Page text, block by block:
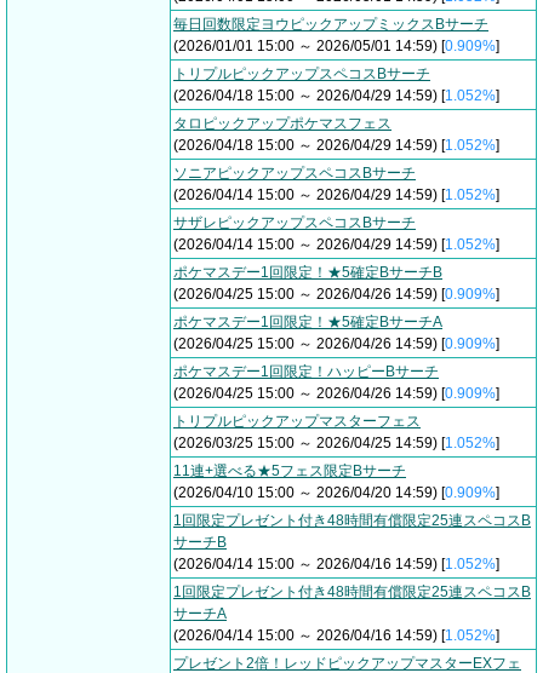
毎日回数限定ヨウピックアップミックスBサーチ
(2026/01/01 15:00 ～ 2026/05/01 14:59) [0.909%]
トリプルピックアップスペコスBサーチ
(2026/04/18 15:00 ～ 2026/04/29 14:59) [1.052%]
タロピックアップポケマスフェス
(2026/04/18 15:00 ～ 2026/04/29 14:59) [1.052%]
ソニアピックアップスペコスBサーチ
(2026/04/14 15:00 ～ 2026/04/29 14:59) [1.052%]
サザレピックアップスペコスBサーチ
(2026/04/14 15:00 ～ 2026/04/29 14:59) [1.052%]
ポケマスデー1回限定！★5確定BサーチB
(2026/04/25 15:00 ～ 2026/04/26 14:59) [0.909%]
ポケマスデー1回限定！★5確定BサーチA
(2026/04/25 15:00 ～ 2026/04/26 14:59) [0.909%]
ポケマスデー1回限定！ハッピーBサーチ
(2026/04/25 15:00 ～ 2026/04/26 14:59) [0.909%]
トリプルピックアップマスターフェス
(2026/03/25 15:00 ～ 2026/04/25 14:59) [1.052%]
11連+選べる★5フェス限定Bサーチ
(2026/04/10 15:00 ～ 2026/04/20 14:59) [0.909%]
1回限定プレゼント付き48時間有償限定25連スペコスB
サーチB
(2026/04/14 15:00 ～ 2026/04/16 14:59) [1.052%]
1回限定プレゼント付き48時間有償限定25連スペコスB
サーチA
(2026/04/14 15:00 ～ 2026/04/16 14:59) [1.052%]
プレゼント2倍！レッドピックアップマスターEXフェ